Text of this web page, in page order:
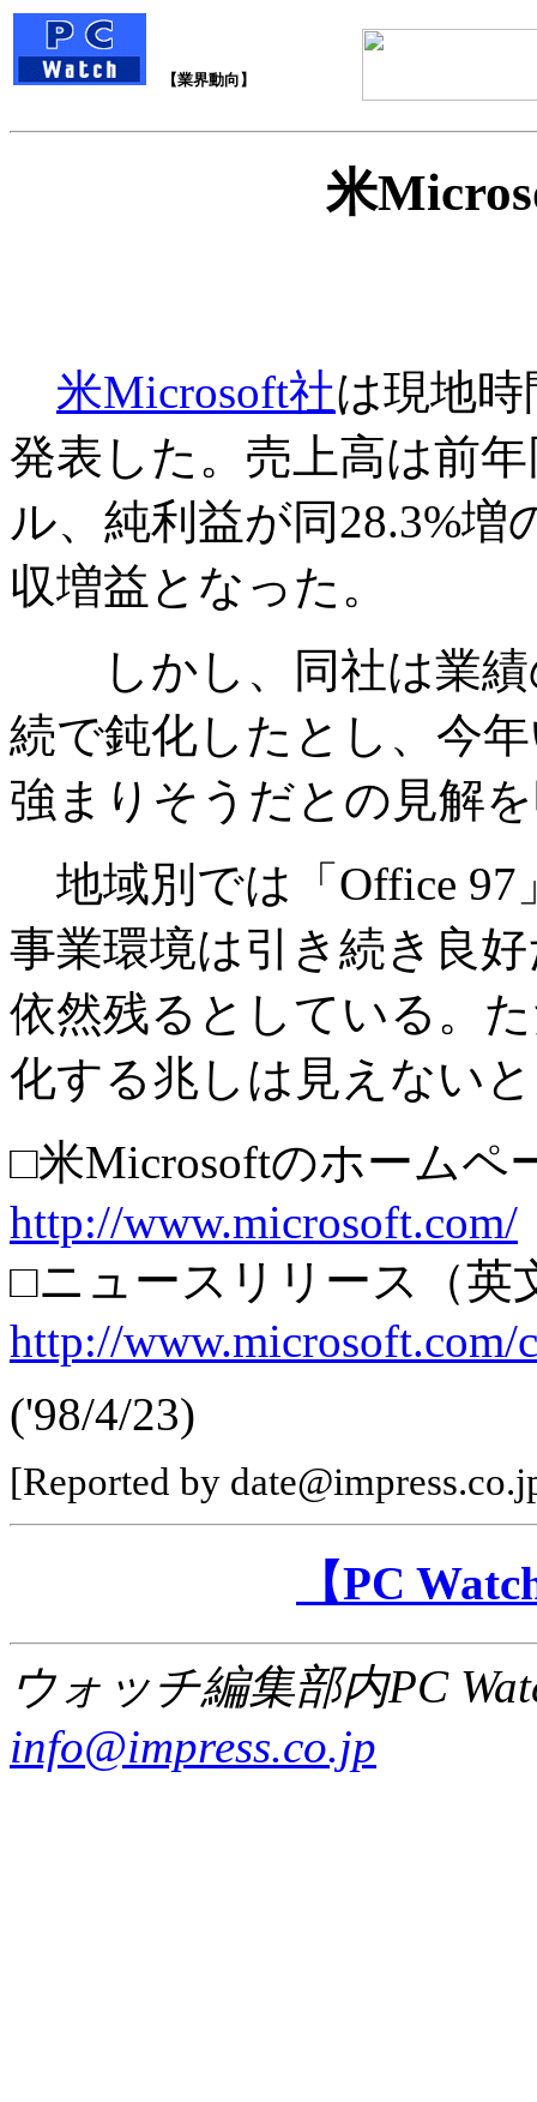
【業界動向】
米
米Microsoft社は現地
発表した。売上高は前
ル、純利益が同28.3%増
収増益となった。
しかし、同社は業績
続で鈍化したとし、今
強まりそうだとの見解
地域別では「Office 97
事業環境は引き続き良
依然残るとしている。
化する兆しは見えない
□米Microsoftのホームペ
http://www.microsoft.com/
□ニュースリリース（英
http://www.microsoft.com/
('98/4/23)
[Reported by
【PC
ウォッチ編集部内PC
info@impress.co.jp